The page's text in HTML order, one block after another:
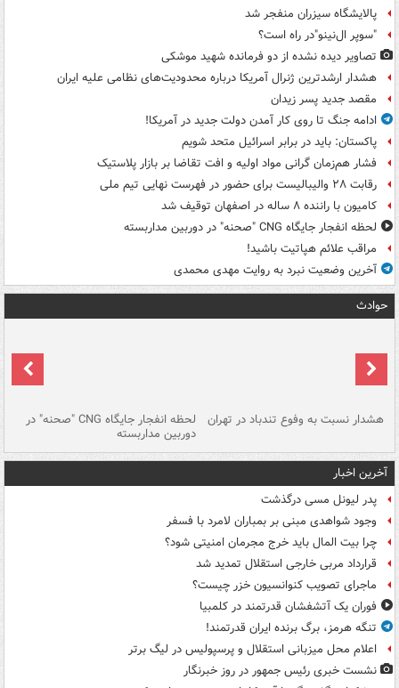
پالایشگاه سیزران منفجر شد
"سوپر ال‌نینو"در راه است؟
تصاویر دیده‌ نشده از دو فرمانده شهید موشکی
هشدار ارشدترین ژنرال آمریکا درباره محدودیت‌های نظامی علیه ایران
مقصد جدید پسر زیدان
ادامه جنگ تا روی کار آمدن دولت جدید در آمریکا!
پاکستان: باید در برابر اسرائیل متحد شویم
فشار هم‌زمان گرانی مواد اولیه و افت تقاضا بر بازار پلاستیک
رقابت ۲۸ والیبالیست برای حضور در فهرست نهایی تیم ملی
کامیون با راننده ۸ ساله در اصفهان توقیف شد
لحظه انفجار جایگاه CNG "صحنه" در دوربین مداربسته
مراقب علائم هپاتیت باشید!
آخرین وضعیت نبرد به روایت مهدی محمدی
حوادث
هشدار نسبت به وفوع تندباد در تهران لحظه انفجار جایگاه CNG "صحنه" در
دوربین مداربسته
آخرین اخبار
پدر لیونل مسی درگذشت
وجود شواهدی مبنی بر بمباران لامرد با فسفر
چرا بیت المال باید خرج مجرمان امنیتی شود؟
قرارداد مربی خارجی استقلال تمدید شد
ماجرای تصویب کنوانسیون خزر چیست؟
فوران یک آتشفشان قدرتمند در کلمبیا
تنگه هرمز، برگ برنده ایران قدرتمند!
اعلام محل میزبانی استقلال و پرسپولیس در لیگ برتر
نشست خبری رئیس جمهور در روز خبرنگار